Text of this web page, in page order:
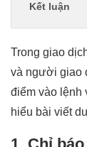
Kết luận
Trong giao
và người giao
điểm vào lệnh
hiểu bài viết